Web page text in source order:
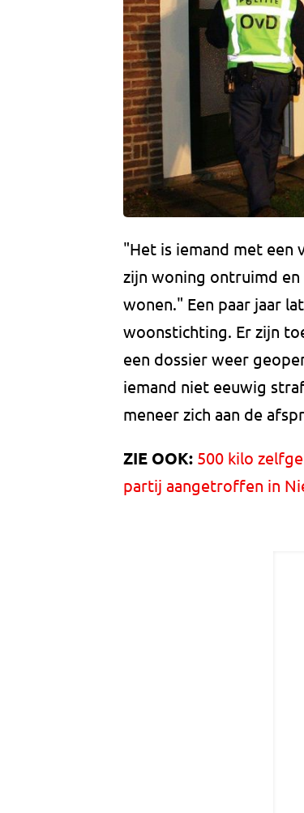
"Het is iemand met een
zijn woning ontruimd en
wonen." Een paar jaar
woonstichting. Er zijn
een dossier weer
iemand niet eeuwig
meneer zich aan de
ZIE OOK: 500 kilo
partij aangetroffen in